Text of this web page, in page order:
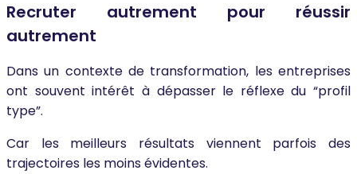
Recruter autrement pour réussir
autrement
Dans un contexte de transformation, les entreprises
ont souvent intérêt à dépasser le réflexe du “profil
type”.
Car les meilleurs résultats viennent parfois des
trajectoires les moins évidentes.